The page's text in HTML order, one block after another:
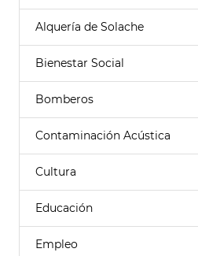
Alquería de Solache
Bienestar Social
Bomberos
Contaminación Acústica
Cultura
Educación
Empleo